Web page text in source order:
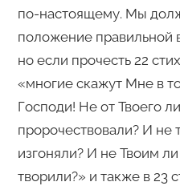
по-настоящему. Мы
положение правильной
но если прочесть 22
«многие скажут Мне в
Господи! Не от Твоего
пророчествовали? И
изгоняли? И не Твоим
творили?» и также в 23